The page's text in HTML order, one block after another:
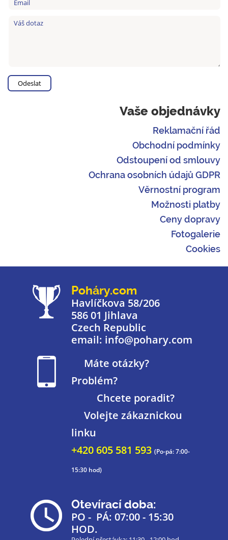
Vaše objednávky
Reklamační řád
Obchodní podmínky
Odstoupení od smlouvy
Ochrana osobních údajů GDPR
Věrnostní program
Možnosti platby
Ceny dopravy
Fotogalerie
Cookies
Poháry.com
Havlíčkova 58/206
586 01 Jihlava
Czech Republic
email: info@pohary.com
Máte otázky?
Problém?
Chcete poradit?
Volejte zákaznickou
linku
+420 605 581 593 (Po-pá: 7:00-
15:30 hod)
Otevírací doba:
PO - PÁ: 07:00 - 15:30
HOD.